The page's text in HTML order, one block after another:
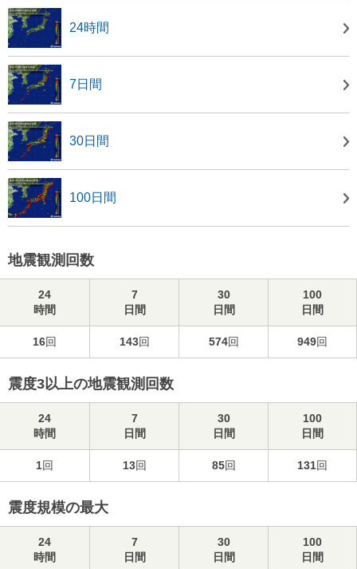
24時間
7日間
30日間
100日間
地震観測回数
24
時間
7
日間
30
日間
100
日間
16回 143回 574回 949回
震度3以上の地震観測回数
24
時間
7
日間
30
日間
100
日間
1回 13回 85回 131回
震度規模の最大
24
時間
7
日間
30
日間
100
日間